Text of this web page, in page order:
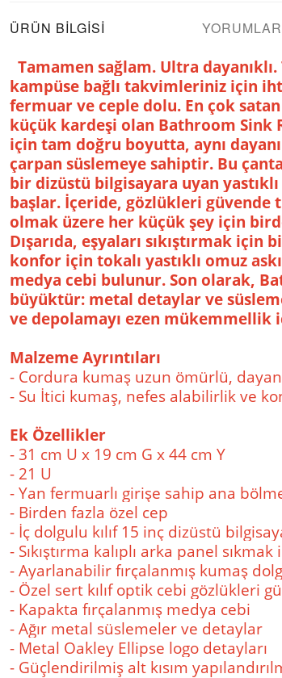
ÜRÜN BILGISI YORUMLAR
Tamamen sağlam. Ultra
kampüse bağlı takvimleriniz için
fermuar ve ceple dolu. En çok
küçük kardeşi olan Bathroom Sink
için tam doğru boyutta, aynı
çarpan süslemeye sahiptir. Bu
bir dizüstü bilgisayara uyan
başlar. İçeride, gözlükleri güvende
olmak üzere her küçük şey için
Dışarıda, eşyaları sıkıştırmak için
konfor için tokalı yastıklı omuz
medya cebi bulunur. Son olarak,
büyüktür: metal detaylar ve
ve depolamayı ezen mükemmellik
Malzeme Ayrıntıları
- Cordura kumaş uzun ömürlü,
- Su İtici kumaş, nefes alabilirlik ve
Ek Özellikler
- 31 cm U x 19 cm G x 44 cm Y
- 21 U
- Yan fermuarlı girişe sahip ana
- Birden fazla özel cep
- İç dolgulu kılıf 15 inç dizüstü
- Sıkıştırma kalıplı arka panel sıkmak
- Ayarlanabilir fırçalanmış kumaş
- Özel sert kılıf optik cebi gözlükleri
- Kapakta fırçalanmış medya cebi
- Ağır metal süslemeler ve detaylar
- Metal Oakley Ellipse logo detayları
- Güçlendirilmiş alt kısım